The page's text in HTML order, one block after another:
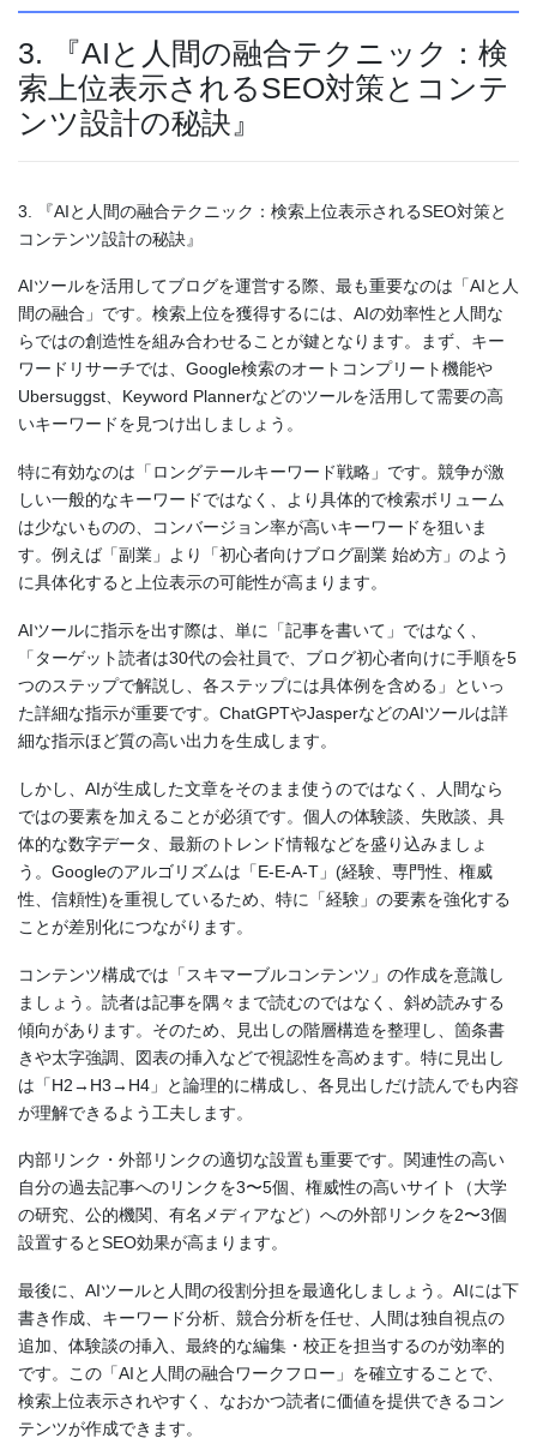
3. 『AIと人間の融合テクニック：検
索上位表示されるSEO対策とコンテ
ンツ設計の秘訣』
3. 『AIと人間の融合テクニック：検索上位表示されるSEO対策と
コンテンツ設計の秘訣』
AIツールを活用してブログを運営する際、最も重要なのは「AIと人
間の融合」です。検索上位を獲得するには、AIの効率性と人間な
らではの創造性を組み合わせることが鍵となります。まず、キー
ワードリサーチでは、Google検索のオートコンプリート機能や
Ubersuggst、Keyword Plannerなどのツールを活用して需要の高
いキーワードを見つけ出しましょう。
特に有効なのは「ロングテールキーワード戦略」です。競争が激
しい一般的なキーワードではなく、より具体的で検索ボリューム
は少ないものの、コンバージョン率が高いキーワードを狙いま
す。例えば「副業」より「初心者向けブログ副業 始め方」のよう
に具体化すると上位表示の可能性が高まります。
AIツールに指示を出す際は、単に「記事を書いて」ではなく、
「ターゲット読者は30代の会社員で、ブログ初心者向けに手順を5
つのステップで解説し、各ステップには具体例を含める」といっ
た詳細な指示が重要です。ChatGPTやJasperなどのAIツールは詳
細な指示ほど質の高い出力を生成します。
しかし、AIが生成した文章をそのまま使うのではなく、人間なら
ではの要素を加えることが必須です。個人の体験談、失敗談、具
体的な数字データ、最新のトレンド情報などを盛り込みましょ
う。Googleのアルゴリズムは「E-E-A-T」(経験、専門性、権威
性、信頼性)を重視しているため、特に「経験」の要素を強化する
ことが差別化につながります。
コンテンツ構成では「スキマーブルコンテンツ」の作成を意識し
ましょう。読者は記事を隅々まで読むのではなく、斜め読みする
傾向があります。そのため、見出しの階層構造を整理し、箇条書
きや太字強調、図表の挿入などで視認性を高めます。特に見出し
は「H2→H3→H4」と論理的に構成し、各見出しだけ読んでも内容
が理解できるよう工夫します。
内部リンク・外部リンクの適切な設置も重要です。関連性の高い
自分の過去記事へのリンクを3〜5個、権威性の高いサイト（大学
の研究、公的機関、有名メディアなど）への外部リンクを2〜3個
設置するとSEO効果が高まります。
最後に、AIツールと人間の役割分担を最適化しましょう。AIには下
書き作成、キーワード分析、競合分析を任せ、人間は独自視点の
追加、体験談の挿入、最終的な編集・校正を担当するのが効率的
です。この「AIと人間の融合ワークフロー」を確立することで、
検索上位表示されやすく、なおかつ読者に価値を提供できるコン
テンツが作成できます。